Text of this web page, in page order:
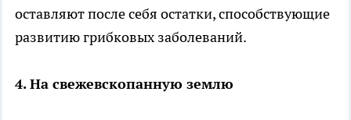
оставляют после себя остатки, способствующие
развитию грибковых заболеваний.
4. На свежевскопанную землю